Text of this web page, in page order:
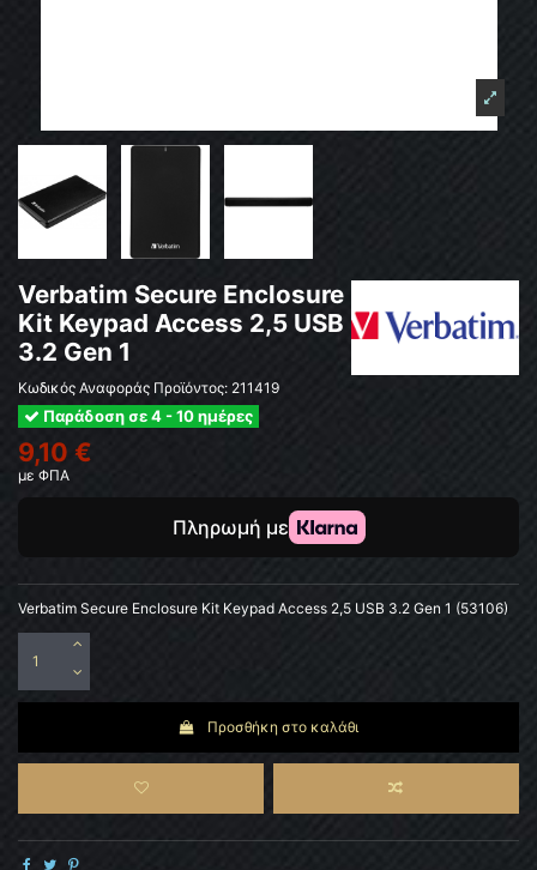
Verbatim Secure Enclosure
Kit Keypad Access 2,5 USB
3.2 Gen 1
Κωδικός Αναφοράς Προϊόντος: 211419
Παράδοση σε 4 - 10 ημέρες
9,10 €
με ΦΠΑ
Verbatim Secure Enclosure Kit Keypad Access 2,5 USB 3.2 Gen 1 (53106)
Προσθήκη στο καλάθι